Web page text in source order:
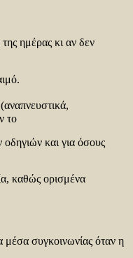
ημέρας κι αν δεν
το
οδηγιών και για όσους
καθώς ορισμένα
συγκοινωνίας όταν η